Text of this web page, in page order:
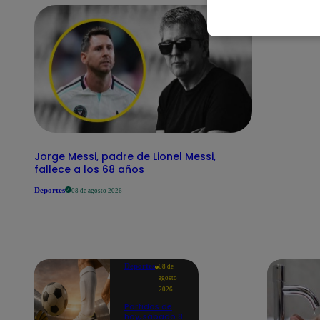
Jorge Messi, padre de Lionel Messi,
fallece a los 68 años
Deportes 08 de agosto 2026
Deportes 08 de
agosto
2026
Partidos de
hoy, sábado 8